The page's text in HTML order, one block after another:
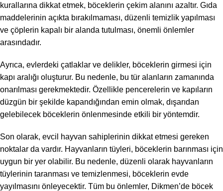
kurallarına dikkat etmek, böceklerin çekim alanını azaltır. Gıda
maddelerinin açıkta bırakılmaması, düzenli temizlik yapılması
ve çöplerin kapalı bir alanda tutulması, önemli önlemler
arasındadır.
Ayrıca, evlerdeki çatlaklar ve delikler, böceklerin girmesi için
kapı aralığı oluşturur. Bu nedenle, bu tür alanların zamanında
onarılması gerekmektedir. Özellikle pencerelerin ve kapıların
düzgün bir şekilde kapandığından emin olmak, dışarıdan
gelebilecek böceklerin önlenmesinde etkili bir yöntemdir.
Son olarak, evcil hayvan sahiplerinin dikkat etmesi gereken
noktalar da vardır. Hayvanların tüyleri, böceklerin barınması için
uygun bir yer olabilir. Bu nedenle, düzenli olarak hayvanların
tüylerinin taranması ve temizlenmesi, böceklerin evde
yayılmasını önleyecektir. Tüm bu önlemler, Dikmen’de böcek